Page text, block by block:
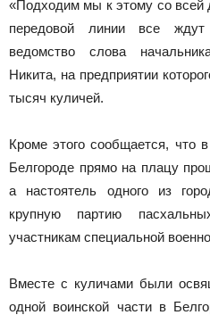
«Подходим мы к этому со
передовой линии все
ведомство слова
Никита, на предприятии
тысяч куличей.
Кроме этого сообщается, что
Белгороде прямо на плацу
а настоятель одного из
крупную партию
участникам специальной
Вместе с куличами были
одной воинской части в